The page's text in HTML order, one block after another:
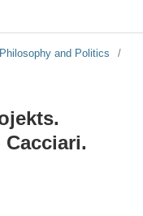
and Politics
/